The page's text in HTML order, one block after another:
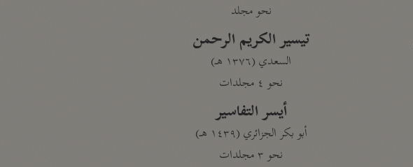
نحو مجلد
تيسير الكريم الرحمن
السعدي (١٣٧٦ هـ)
نحو ٤ مجلدات
أيسر التفاسير
أبو بكر الجزائري (١٤٣٩ هـ)
نحو ٣ مجلدات